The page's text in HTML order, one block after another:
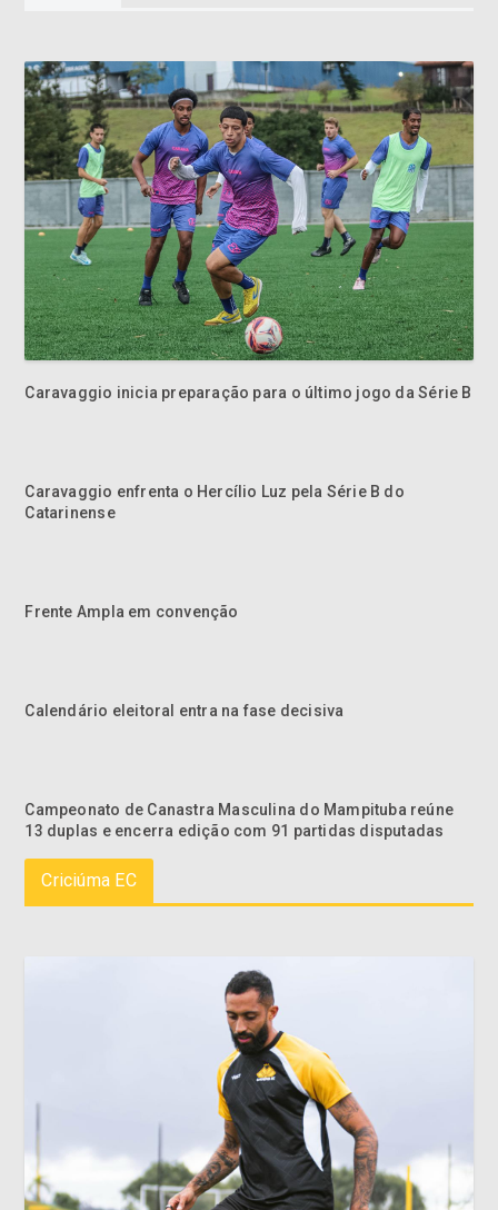
Caravaggio inicia preparação para o último jogo da Série B
Caravaggio enfrenta o Hercílio Luz pela Série B do
Catarinense
Frente Ampla em convenção
Calendário eleitoral entra na fase decisiva
Campeonato de Canastra Masculina do Mampituba reúne
13 duplas e encerra edição com 91 partidas disputadas
Criciúma EC